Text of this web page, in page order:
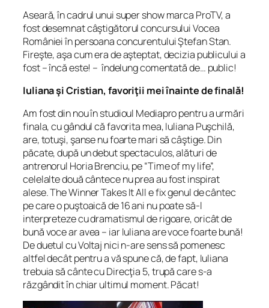
Aseară, în cadrul unui super show marca ProTV, a
fost desemnat câştigătorul concursului Vocea
României în persoana concurentului Ştefan Stan.
Fireşte, aşa cum era de aşteptat, decizia publicului a
fost – încă este! – îndelung comentată de… public!
Iuliana şi Cristian, favoriţii mei înainte de finală!
Am fost din nou în studioul Mediapro pentru a urmări
finala, cu gândul că favorita mea, Iuliana Puşchilă,
are, totuşi, şanse nu foarte mari să câştige. Din
păcate, după un debut spectaculos, alături de
antrenorul Horia Brenciu, pe “Time of my life”,
celelalte două cântece nu prea au fost inspirat
alese. The Winner Takes It All e fix genul de cântec
pe care o puştoaică de 16 ani nu poate să-l
interpreteze cu dramatismul de rigoare, oricât de
bună voce ar avea – iar Iuliana are voce foarte bună!
De duetul cu Voltaj nici n-are sens să pomenesc
altfel decât pentru a vă spune că, de fapt, Iuliana
trebuia să cânte cu Direcţia 5, trupă care s-a
răzgândit în chiar ultimul moment. Păcat!